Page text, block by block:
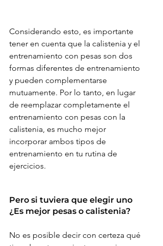
Considerando esto, es importante
tener en cuenta que la calistenia y el
entrenamiento con pesas son dos
formas diferentes de entrenamiento
y pueden complementarse
mutuamente. Por lo tanto, en lugar
de reemplazar completamente el
entrenamiento con pesas con la
calistenia, es mucho mejor
incorporar ambos tipos de
entrenamiento en tu rutina de
ejercicios.
Pero si tuviera que elegir uno
¿Es mejor pesas o calistenia?
No es posible decir con certeza qué